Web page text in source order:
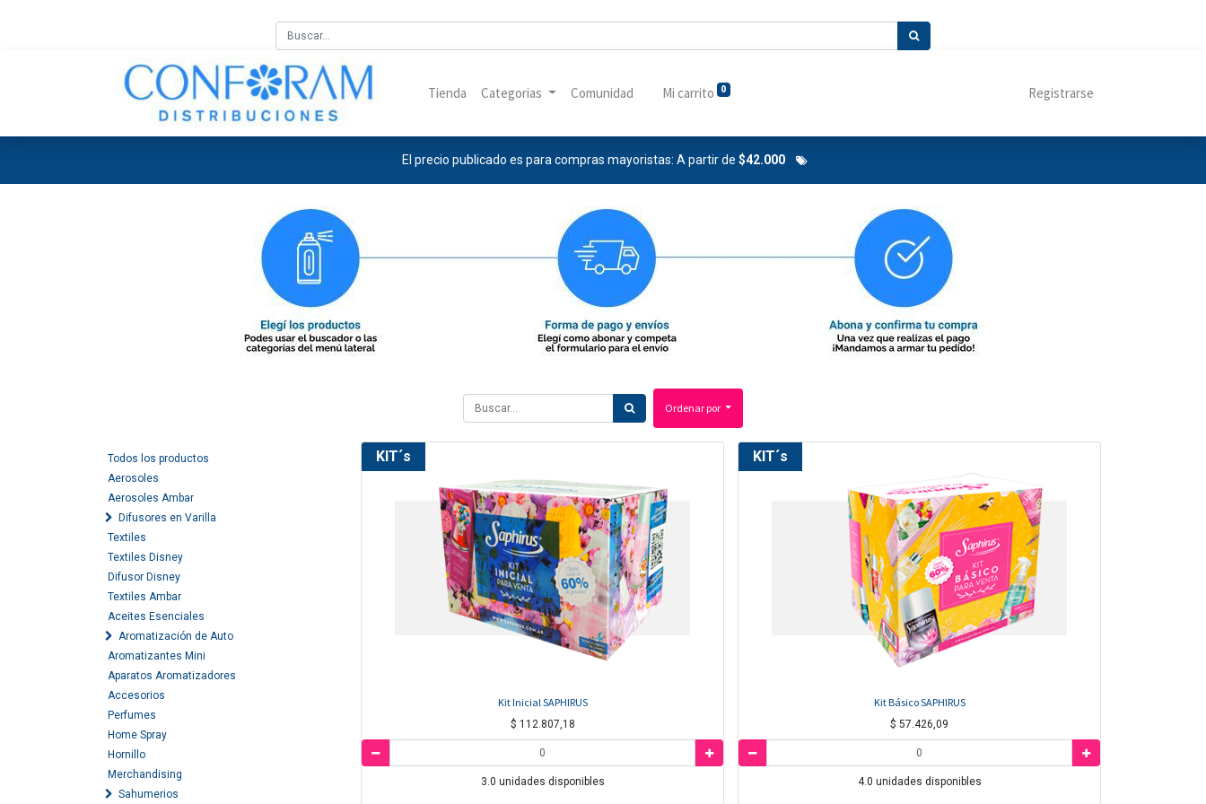
Tienda Categorias Comunidad Mi carrito 0 Registrarse
El precio publicado es para compras mayoristas: A partir de $42.000
Ordenar por
Todos los productos
Aerosoles
Aerosoles Ambar
Difusores en Varilla
Textiles
Textiles Disney
Difusor Disney
Textiles Ambar
Aceites Esenciales
Aromatización de Auto
Aromatizantes Mini
Aparatos Aromatizadores
Accesorios
Perfumes
Home Spray
Hornillo
Merchandising
Sahumerios
Kit Inicial SAPHIRUS
$ 112.807,18
KIT´s
3.0 unidades disponibles
Kit Básico SAPHIRUS
$ 57.426,09
KIT´s
4.0 unidades disponibles